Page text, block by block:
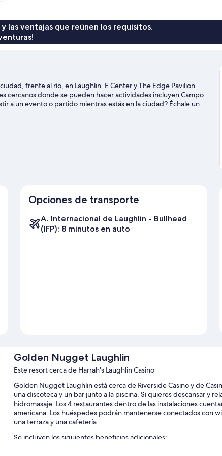
las ventajas que reúnen los requisitos.
frente al río, en Laughlin. E Center y The Edge Pavilion
cercanos donde se pueden hacer actividades incluyen Campo
a un evento o partido mientras estás en la ciudad? Échale un
o puedes salir una noche a Centro de eventos de Laughlin.
Opciones de transporte
A. Internacional de Laughlin - Bullhead
(IFP): 8 minutos en auto
Golden Nugget Laughlin
Este resort cerca de Harrah's Laughlin Casino
Golden Nugget Laughlin está cerca de Riverside Casino y de
una discoteca y un bar junto a la piscina. Si quieres descansar y
hidromasaje. Los 4 restaurantes dentro de las instalaciones
americana. Los huéspedes podrán mantenerse conectados con
una terraza y una cafetería.
Se incluyen los siguientes beneficios adicionales: